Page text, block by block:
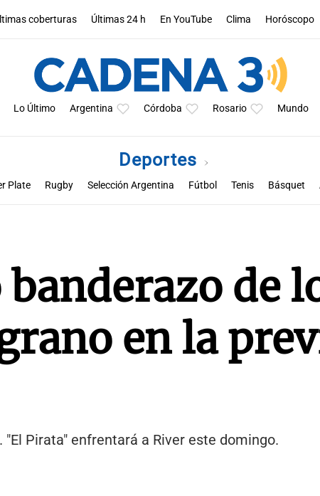
coberturas Últimas 24 h En YouTube Clima Horóscopo
Lo Último Argentina Córdoba Rosario Mundo
Deportes
Plate Rugby Selección Argentina Fútbol Tenis Básquet
de
en la
Pirata" enfrentará a River este domingo.